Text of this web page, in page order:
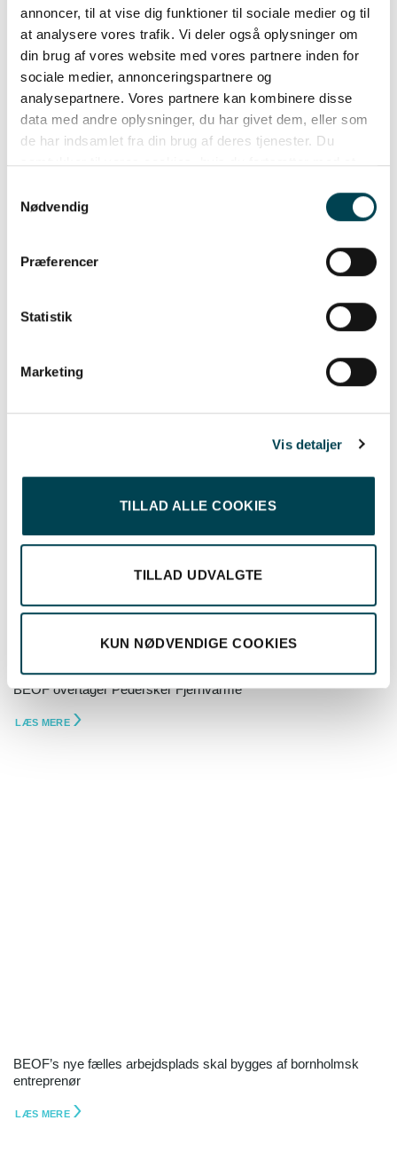
annoncer, til at vise dig funktioner til sociale medier og til
at analysere vores trafik. Vi deler også oplysninger om
din brug af vores website med vores partnere inden for
sociale medier, annonceringspartnere og
analysepartnere. Vores partnere kan kombinere disse
data med andre oplysninger, du har givet dem, eller som
de har indsamlet fra din brug af deres tjenester. Du
samtykker til vores cookies, hvis du fortsætter med at
Nødvendig
Præferencer
Statistik
Marketing
Vis detaljer
TILLAD ALLE COOKIES
TILLAD UDVALGTE
KUN NØDVENDIGE COOKIES
værtskab
BEOF overtager Pedersker Fjernvarme
LÆS MERE
BEOF’s nye fælles arbejdsplads skal bygges af bornholmsk
entreprenør
LÆS MERE